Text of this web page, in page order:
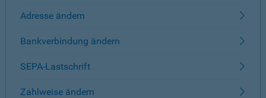
Adresse ändern
Bankverbindung ändern
SEPA-Lastschrift
Zahlweise ändern